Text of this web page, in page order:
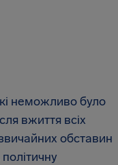
неможливо було
вжиття всіх
обставин